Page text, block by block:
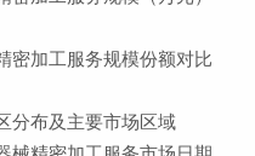
加工服务规模份额对比
分布及主要市场区域